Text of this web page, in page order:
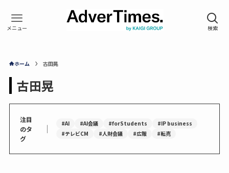
ホーム 古田晃
古田晃
注目
のタ
グ
｜ #AI #AI会議 #forStudents
#IP business
#テレビCM
#人財会議 #広報 #転売